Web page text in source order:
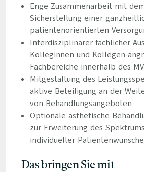
Enge Zusammenarbeit mit
Sicherstellung einer
patientenorientierten
Interdisziplinärer fachlicher
Kolleginnen und Kollegen
Fachbereiche innerhalb des
Mitgestaltung des
aktive Beteiligung an der
von Behandlungsangeboten
Optionale ästhetische
zur Erweiterung des
individueller Patientenwünsche
Das bringen Sie mit